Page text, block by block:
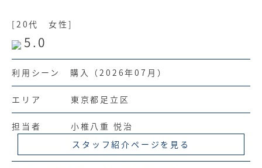
[20代 女性]
5.0
利用シーン 購入（2026年07月）
エリア 東京都足立区
担当者 小椎八重 悦治
スタッフ紹介ページを見る